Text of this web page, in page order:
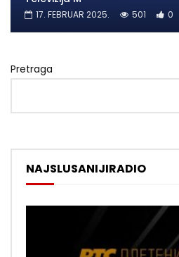
17. FEBRUAR 2025. 501 0
Pretraga
NAJSLUSANIJIRADIO